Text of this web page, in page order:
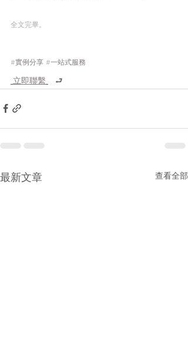
全文完畢。
#實例分享 #一站式服務
立即聯繫 ⮐
最新文章 查看全部